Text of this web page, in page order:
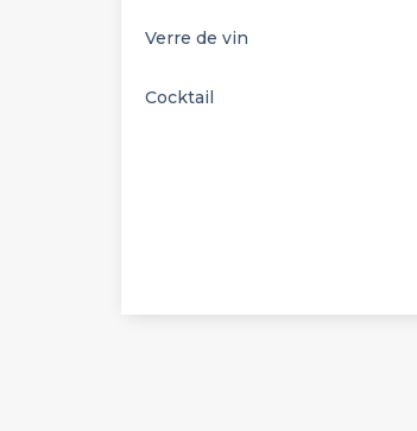
Verre de vin
Cocktail